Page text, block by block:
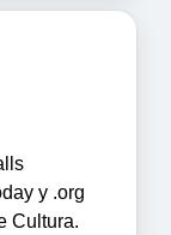
y .org
Cultura.